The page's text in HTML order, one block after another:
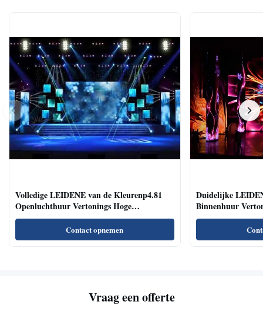
Volledige LEIDENE van de Kleurenp4.81
Openluchthuur Vertonings Hoge
Vernieuwingsfrequentie Brede het Bekijken
Contact opnemen
Duidelijke
Binnenhuur
Lezingszalen/
Vraag een offerte